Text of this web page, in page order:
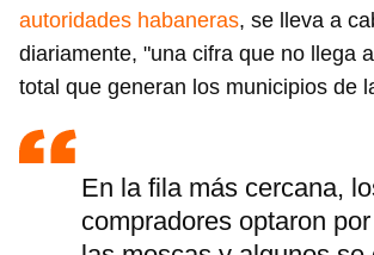
autoridades habaneras, se lleva a
diariamente, "una cifra que no llega
total que generan los municipios de
En la fila más cercana,
compradores optaron